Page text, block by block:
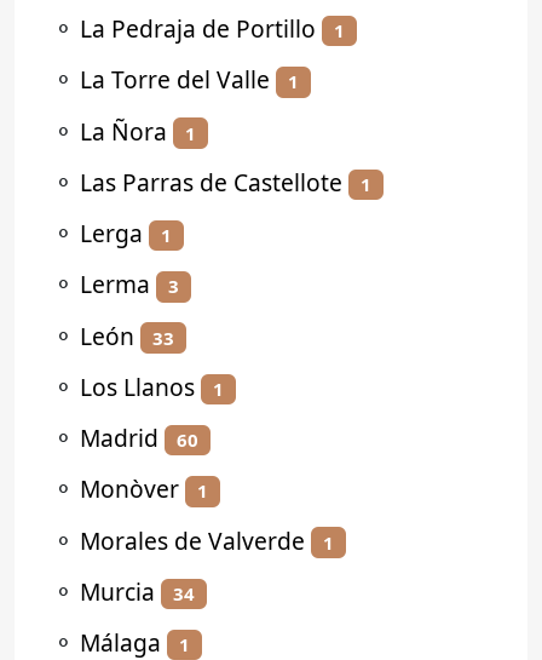
⚬ La Pedraja de Portillo 1
⚬ La Torre del Valle 1
⚬ La Ñora 1
⚬ Las Parras de Castellote 1
⚬ Lerga 1
⚬ Lerma 3
⚬ León 33
⚬ Los Llanos 1
⚬ Madrid 60
⚬ Monòver 1
⚬ Morales de Valverde 1
⚬ Murcia 34
⚬ Málaga 1